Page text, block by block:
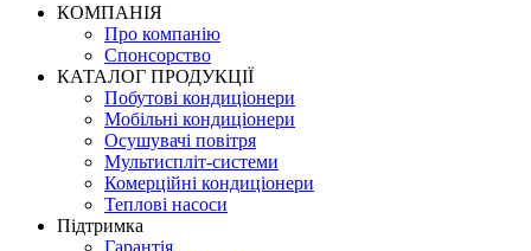
КОМПАНІЯ
Про компанію
Спонсорство
КАТАЛОГ ПРОДУКЦІЇ
Побутові кондиціонери
Мобільні кондиціонери
Осушувачі повітря
Мультиспліт-системи
Комерційні кондиціонери
Теплові насоси
Підтримка
Гарантія